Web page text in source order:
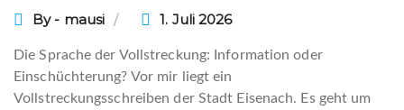
By - mausi 1. Juli 2026
Die Sprache der Vollstreckung: Information oder
Einschüchterung? Vor mir liegt ein
Vollstreckungsschreiben der Stadt Eisenach. Es geht um